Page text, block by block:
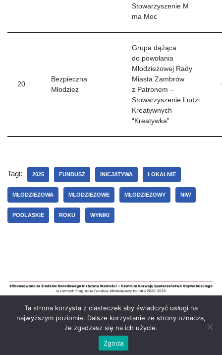
Stowarzyszenie M
ma Moc
20.
Bezpieczna
Młodzież
Grupa dążąca
do powołania
Młodzieżowej Rady
Miasta Zambrów
z Patronem –
Stowarzyszenie Ludzi
Kreatywnych
“Kreatywka”
Tagi: 2025 FUNDUSZ INICJATYWA LOKALNIE
MŁODZIEŻOWA MLODZIEZOWE MŁODZIEŻOWY NIW
PODLASKIE ROKU WYNIKI
Polityka prywatności
Młodzieżowe Podlaskie Lokalnie
Ta strona korzysta z ciasteczek aby świadczyć usługi na
najwyższym poziomie. Dalsze korzystanie ze strony oznacza,
że zgadzasz się na ich użycie.
Zgoda